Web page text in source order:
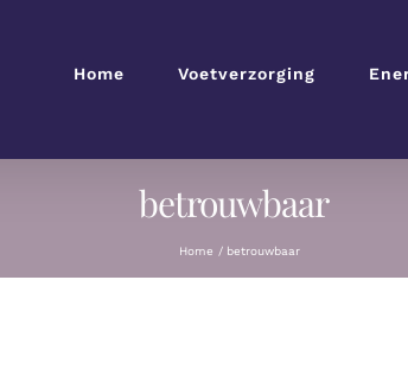
Home Voetverzorging
betrouwbaar
Home betrouwbaar